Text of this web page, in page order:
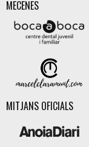
MECENES
MITJANS OFICIALS